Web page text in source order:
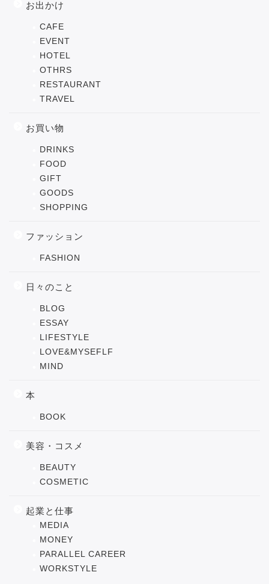
お出かけ
CAFE
EVENT
HOTEL
OTHRS
RESTAURANT
TRAVEL
お買い物
DRINKS
FOOD
GIFT
GOODS
SHOPPING
ファッション
FASHION
日々のこと
BLOG
ESSAY
LIFESTYLE
LOVE&MYSEFLF
MIND
本
BOOK
美容・コスメ
BEAUTY
COSMETIC
起業と仕事
MEDIA
MONEY
PARALLEL CAREER
WORKSTYLE